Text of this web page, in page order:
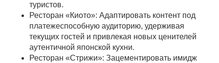
туристов.
Ресторан «Киото»: Адаптировать контент под
платежеспособную аудиторию, удерживая
текущих гостей и привлекая новых ценителей
аутентичной японской кухни.
Ресторан «Стрижи»: Зацементировать имидж